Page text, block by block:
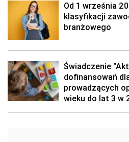
Od 1 września
klasyfikacji
branżowego
Świadczenie
dofinansowań
prowadzących
wieku do lat 3 w